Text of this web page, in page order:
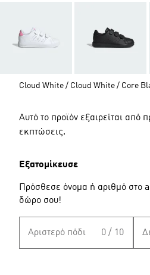
Cloud White / Cloud White / Core
Αυτό το προϊόν εξαιρείται από
εκπτώσεις.
Εξατομίκευσε
Πρόσθεσε όνομα ή αριθμό στο
δώρο σου!
Αριστερό πόδι 0 / 10